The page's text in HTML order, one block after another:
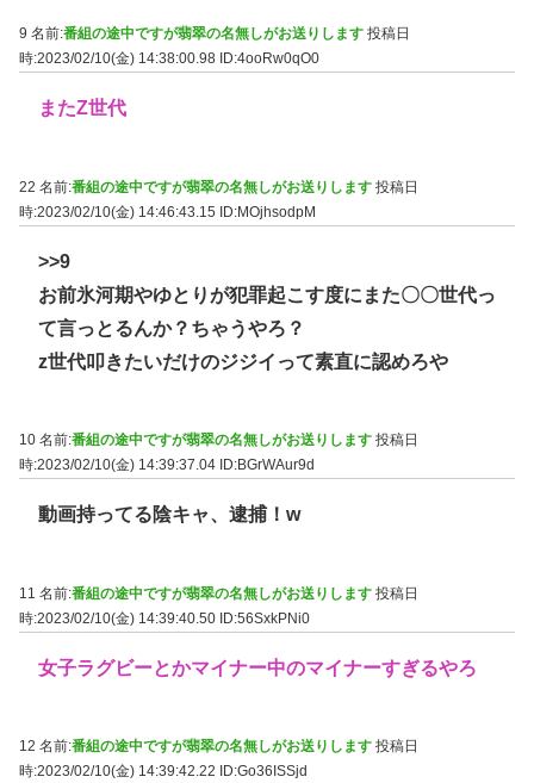
9 名前:番組の途中ですが翡翠の名無しがお送りします 投稿日
時:2023/02/10(金) 14:38:00.98 ID:4ooRw0qO0
またZ世代
22 名前:番組の途中ですが翡翠の名無しがお送りします 投稿日
時:2023/02/10(金) 14:46:43.15 ID:MOjhsodpM
>>9
お前氷河期やゆとりが犯罪起こす度にまた〇〇世代っ
て言っとるんか？ちゃうやろ？
z世代叩きたいだけのジジイって素直に認めろや
10 名前:番組の途中ですが翡翠の名無しがお送りします 投稿日
時:2023/02/10(金) 14:39:37.04 ID:BGrWAur9d
動画持ってる陰キャ、逮捕！w
11 名前:番組の途中ですが翡翠の名無しがお送りします 投稿日
時:2023/02/10(金) 14:39:40.50 ID:56SxkPNi0
女子ラグビーとかマイナー中のマイナーすぎるやろ
12 名前:番組の途中ですが翡翠の名無しがお送りします 投稿日
時:2023/02/10(金) 14:39:42.22
ID:Go36ISSjd